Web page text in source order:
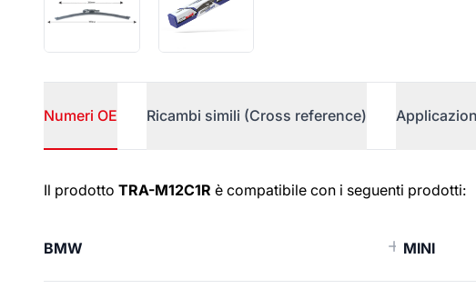
Numeri OE Ricambi simili (Cross reference)
Numeri OE
Il prodotto TRA-M12C1R è compatibile con i seguenti prodotti:
BMW MINI